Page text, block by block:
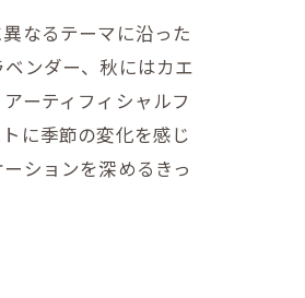
なるテーマに沿った
ンダー、秋にはカエ
ーティフィシャルフ
に季節の変化を感じ
ションを深めるきっ